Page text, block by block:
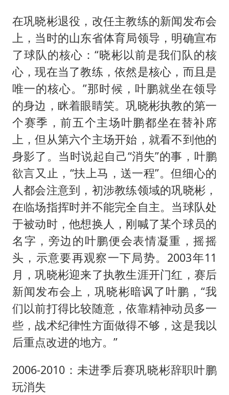
在巩晓彬退役，改任主教练的新闻发布会
上，当时的山东省体育局领导，明确宣布
了球队的核心：“晓彬以前是我们队的核
心，现在当了教练，依然是核心，而且是
唯一的核心。”那时候，叶鹏就坐在领导
的身边，眯着眼睛笑。巩晓彬执教的第一
个赛季，前五个主场叶鹏都坐在替补席
上，但从第六个主场开始，就看不到他的
身影了。当时说起自己“消失”的事，叶鹏
欲言又止，“扶上马，送一程”。但细心的
人都会注意到，初涉教练领域的巩晓彬，
在临场指挥时并不能完全自主。当球队处
于被动时，他想换人，刚喊了某个球员的
名字，旁边的叶鹏便会表情凝重，摇摇
头，示意要再观察一下局势。2003年11
月，巩晓彬迎来了执教生涯开门红，赛后
新闻发布会上，巩晓彬暗讽了叶鹏，“我
们以前打得比较随意，依靠精神动员多一
些，战术纪律性方面做得不够，这是我以
后重点改进的地方。”
2006-2010：未进季后赛巩晓彬辞职叶鹏
玩消失